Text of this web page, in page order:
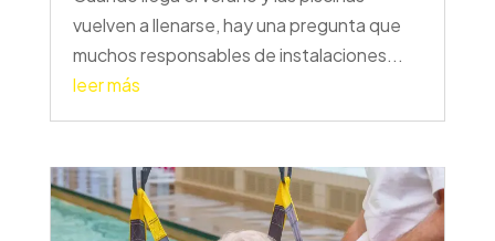
vuelven a llenarse, hay una pregunta que
muchos responsables de instalaciones...
leer más